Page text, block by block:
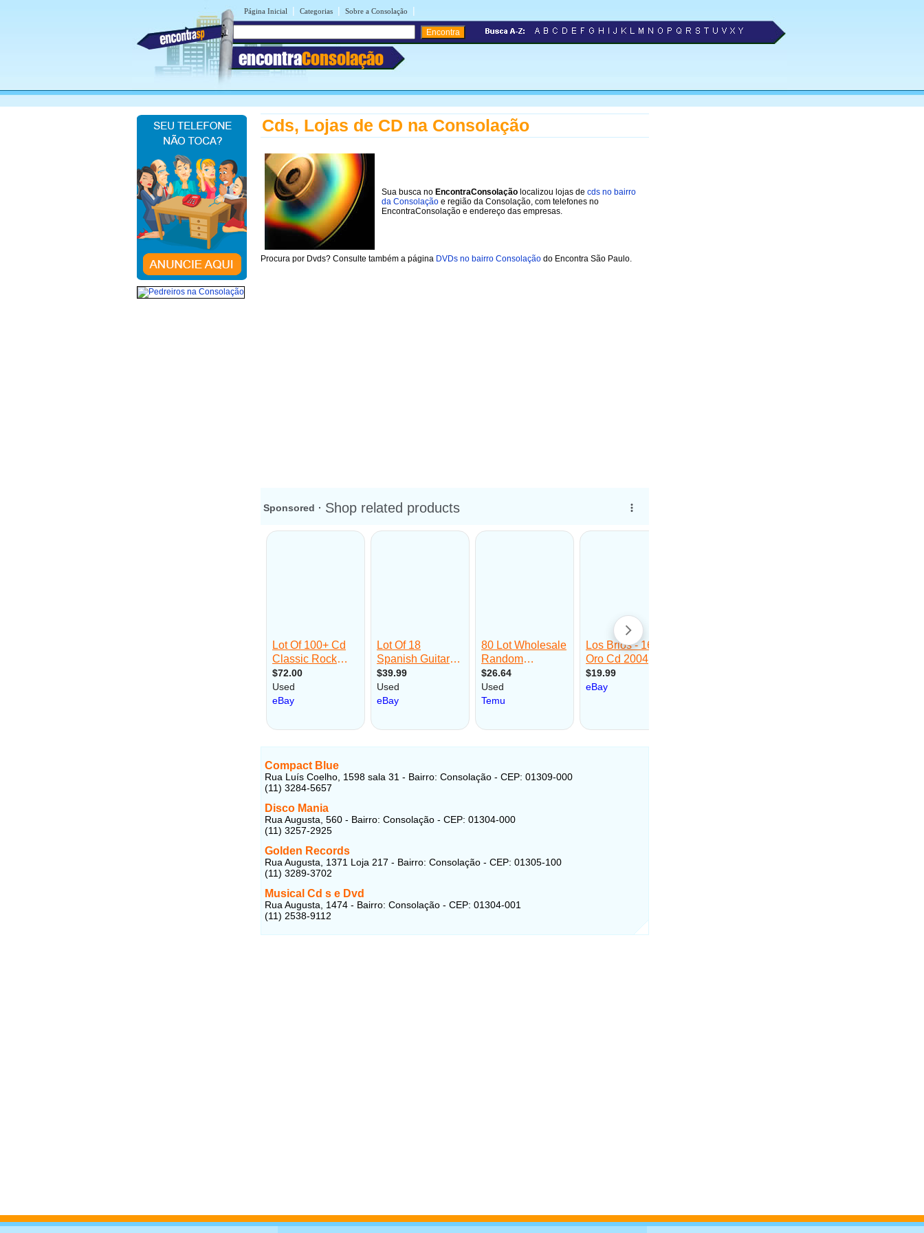
Página Inicial | Categorias | Sobre a Consolação |
encontraConsolação
Cds, Lojas de CD na Consolação
Sua busca no EncontraConsolação localizou lojas de cds no bairro
da Consolação e região da Consolação, com telefones no
EncontraConsolação e endereço das empresas.
Procura por Dvds? Consulte também a página DVDs no bairro Consolação do Encontra São Paulo.
Compact Blue
Rua Luís Coelho, 1598 sala 31 - Bairro: Consolação - CEP: 01309-000
(11) 3284-5657
Disco Mania
Rua Augusta, 560 - Bairro: Consolação - CEP: 01304-000
(11) 3257-2925
Golden Records
Rua Augusta, 1371 Loja 217 - Bairro: Consolação - CEP: 01305-100
(11) 3289-3702
Musical Cd s e Dvd
Rua Augusta, 1474 - Bairro: Consolação - CEP: 01304-001
(11) 2538-9112